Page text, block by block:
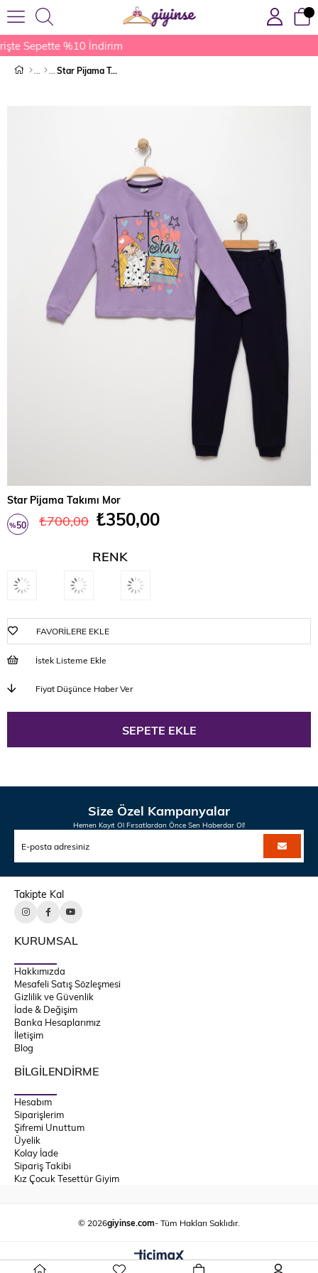
Sepette %10 İndirim
Star Pijama Takımı Mor
Star Pijama Takımı Mor
%50 ₺700,00 ₺350,00
RENK
FAVORILERE EKLE
İstek Listeme Ekle
Fiyat Düşünce Haber Ver
Size Özel Kampanyalar
Hemen Kayıt Ol Fırsatlardan Önce Sen Haberdar Ol!
Takipte Kal
KURUMSAL
Hakkımızda
Mesafeli Satış Sözleşmesi
Gizlilik ve Güvenlik
İade & Değişim
Banka Hesaplarımız
İletişim
Blog
BİLGİLENDİRME
Hesabım
Siparişlerim
Şifremi Unuttum
Üyelik
Kolay İade
Sipariş Takibi
Kız Çocuk Tesettür Giyim
© 2026giyinse.com- Tüm Hakları Saklıdır.